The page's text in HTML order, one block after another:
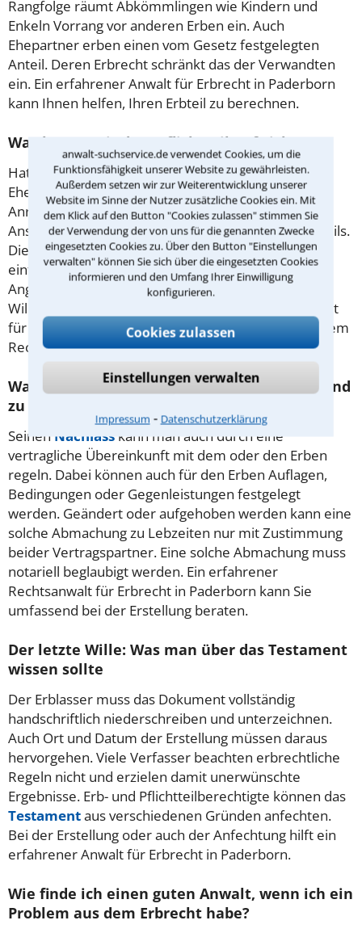
anwalt-suchservice.de verwendet Cookies, um die
Funktionsfähigkeit unserer Website zu gewährleisten.
Außerdem setzen wir zur Weiterentwicklung unserer
Website im Sinne der Nutzer zusätzliche Cookies ein. Mit
dem Klick auf den Button "Cookies zulassen" stimmen Sie
der Verwendung der von uns für die genannten Zwecke
eingesetzten Cookies zu. Über den Button "Einstellungen
verwalten" können Sie sich über die eingesetzten Cookies
informieren und den Umfang Ihrer Einwilligung
konfigurieren.
Cookies zulassen
Einstellungen verwalten
Impressum ⁃ Datenschutzerklärung
Rangfolge räumt Abkömmlingen wie Kindern und
Enkeln Vorrang vor anderen Erben ein. Auch
Ehepartner erben einen vom Gesetz festgelegten
Anteil. Deren Erbrecht schränkt das der Verwandten
ein. Ein erfahrener Anwalt für Erbrecht in Paderborn
kann Ihnen helfen, Ihren Erbteil zu berechnen.
Was hat es mit dem Pflichtteil auf sich?
Hat der Erblasser nahe Angehörige oder den
Ehepartner vom Erbe ausgeschlossen, haben diese
Anrecht auf einenPflichtteil. Der Betreffende hat
Anspruch auf die Hälfte seines gesetzlichen Erbanteils.
Diesen Betrag muss man jedoch von den Erben
einfordern. Es gibt Ausnahmefälle, in denen
Angehörigen auch dieser Betrag durch den letzten
Willen entzogen werden kann. Ein erfahrener Anwalt
für Erbrecht in Paderborn kann Ihnen helfen, zu Ihrem
Recht zu kommen.
Was versteht man unter einem Erbvertrag und
zu welchem Zweck wird er abgeschlossen?
Seinen Nachlass kann man auch durch eine
vertragliche Übereinkunft mit dem oder den Erben
regeln. Dabei können auch für den Erben Auflagen,
Bedingungen oder Gegenleistungen festgelegt
werden. Geändert oder aufgehoben werden kann eine
solche Abmachung zu Lebzeiten nur mit Zustimmung
beider Vertragspartner. Eine solche Abmachung muss
notariell beglaubigt werden. Ein erfahrener
Rechtsanwalt für Erbrecht in Paderborn kann Sie
umfassend bei der Erstellung beraten.
Der letzte Wille: Was man über das Testament
wissen sollte
Der Erblasser muss das Dokument vollständig
handschriftlich niederschreiben und unterzeichnen.
Auch Ort und Datum der Erstellung müssen daraus
hervorgehen. Viele Verfasser beachten erbrechtliche
Regeln nicht und erzielen damit unerwünschte
Ergebnisse. Erb- und Pflichtteilberechtigte können das
Testamentaus verschiedenen Gründen anfechten.
Bei der Erstellung oder auch der Anfechtung hilft ein
erfahrener Anwalt für Erbrecht in Paderborn.
Wie finde ich einen guten Anwalt, wenn ich ein
Problem aus dem Erbrecht habe?